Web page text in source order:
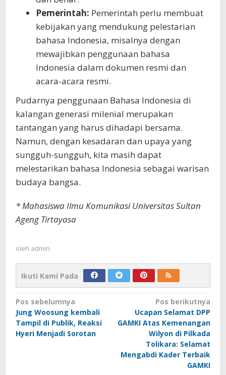
Pemerintah: Pemerintah perlu membuat
kebijakan yang mendukung pelestarian
bahasa Indonesia, misalnya dengan
mewajibkan penggunaan bahasa
Indonesia dalam dokumen resmi dan
acara-acara resmi.
Pudarnya penggunaan Bahasa Indonesia di
kalangan generasi milenial merupakan
tantangan yang harus dihadapi bersama.
Namun, dengan kesadaran dan upaya yang
sungguh-sungguh, kita masih dapat
melestarikan bahasa Indonesia sebagai warisan
budaya bangsa.
* Mahasiswa Ilmu Komunikasi Universitas Sultan
Ageng Tirtayasa
oleh admin
Ikuti Kami Pada
Navigasi
pos
Pos sebelumnya
Jung Woosung kembali
Tampil di Publik, Reaksi
Hyeri Menjadi Sorotan
Pos berikutnya
Ucapan Selamat DPP
GAMKI Atas Kemenangan
Wilyon di Pilkada
Tolikara: Selamat
Mengabdi Kader Terbaik
GAMKI